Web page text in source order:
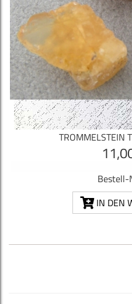
TROMMELSTEIN
Bestell-
IN DEN